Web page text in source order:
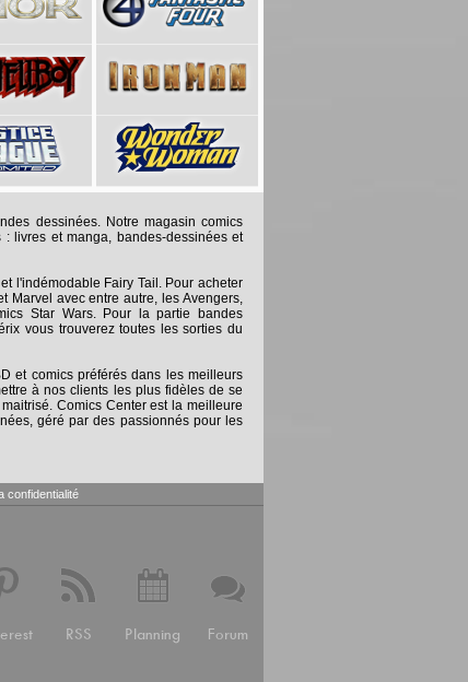
25,00 € 12,50 €
dessinées. Notre magasin comics
livres et manga, bandes-dessinées et
l'indémodable Fairy Tail. Pour acheter
Marvel avec entre autre, les Avengers,
Star Wars. Pour la partie bandes
vous trouverez toutes les sorties du
et comics préférés dans les meilleurs
à nos clients les plus fidèles de se
Comics Center est la meilleure
géré par des passionnés pour les
confidentialité
RSS Planning Forum